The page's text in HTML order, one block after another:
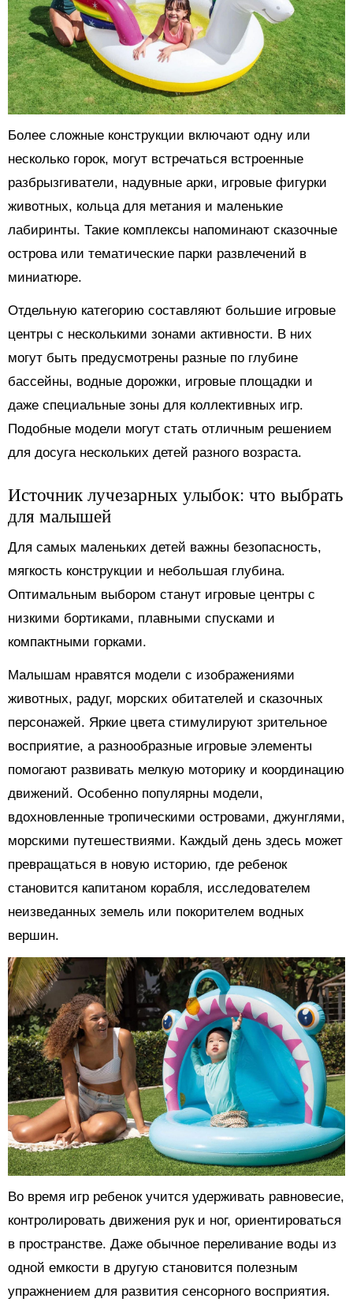
Более сложные конструкции включают одну или
несколько горок, могут встречаться встроенные
разбрызгиватели, надувные арки, игровые фигурки
животных, кольца для метания и маленькие
лабиринты. Такие комплексы напоминают сказочные
острова или тематические парки развлечений в
миниатюре.
Отдельную категорию составляют большие игровые
центры с несколькими зонами активности. В них
могут быть предусмотрены разные по глубине
бассейны, водные дорожки, игровые площадки и
даже специальные зоны для коллективных игр.
Подобные модели могут стать отличным решением
для досуга нескольких детей разного возраста.
Источник лучезарных улыбок: что выбрать
для малышей
Для самых маленьких детей важны безопасность,
мягкость конструкции и небольшая глубина.
Оптимальным выбором станут игровые центры с
низкими бортиками, плавными спусками и
компактными горками.
Малышам нравятся модели с изображениями
животных, радуг, морских обитателей и сказочных
персонажей. Яркие цвета стимулируют зрительное
восприятие, а разнообразные игровые элементы
помогают развивать мелкую моторику и координацию
движений. Особенно популярны модели,
вдохновленные тропическими островами, джунглями,
морскими путешествиями. Каждый день здесь может
превращаться в новую историю, где ребенок
становится капитаном корабля, исследователем
неизведанных земель или покорителем водных
вершин.
Во время игр ребенок учится удерживать равновесие,
контролировать движения рук и ног, ориентироваться
в пространстве. Даже обычное переливание воды из
одной емкости в другую становится полезным
упражнением для развития сенсорного восприятия.